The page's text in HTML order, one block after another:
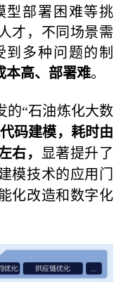
型部署困难等挑
才，不同场景需
多种问题的制
本高、部署难。
的“石油炼化大数
码建模，耗时由
右，
显著提升了
模技术的应用门
化改造和数字化